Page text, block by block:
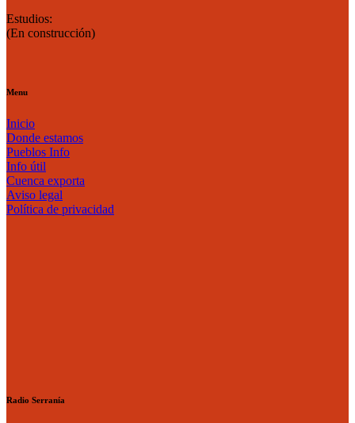
Estudios:
(En construcción)
Menu
Inicio
Donde estamos
Pueblos Info
Info útil
Cuenca exporta
Aviso legal
Política de privacidad
Radio Serranía